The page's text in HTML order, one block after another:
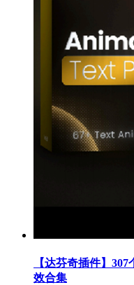
【达芬奇插件】
效合集